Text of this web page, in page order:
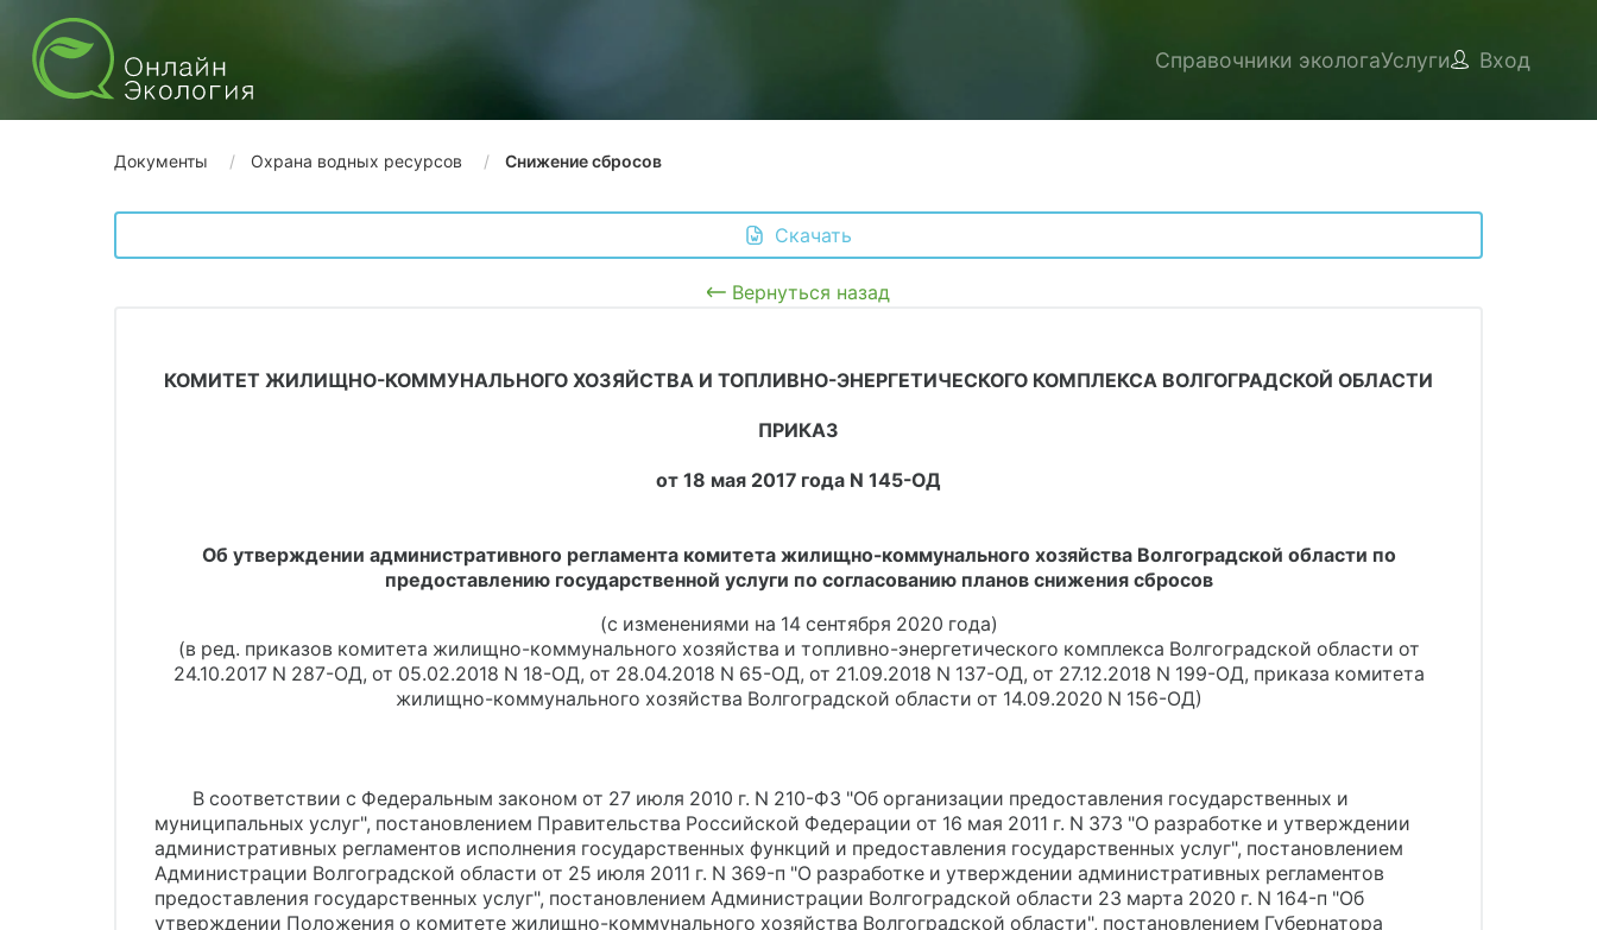
Справочники экологаУслуги Вход
Документы Охрана водных ресурсов Снижение сбросов
Скачать
Вернуться назад
КОМИТЕТ ЖИЛИЩНО-КОММУНАЛЬНОГО ХОЗЯЙСТВА И ТОПЛИВНО-ЭНЕРГЕТИЧЕСКОГО КОМПЛЕКСА ВОЛГОГРАДСКОЙ ОБЛАСТИ
ПРИКАЗ
от 18 мая 2017 года N 145-ОД
Об утверждении административного регламента комитета жилищно-коммунального хозяйства Волгоградской области по
предоставлению государственной услуги по согласованию планов снижения сбросов
(с изменениями на 14 сентября 2020 года)
(в ред. приказов комитета жилищно-коммунального хозяйства и топливно-энергетического комплекса Волгоградской области от
24.10.2017 N 287-ОД, от 05.02.2018 N 18-ОД, от 28.04.2018 N 65-ОД, от 21.09.2018 N 137-ОД, от 27.12.2018 N 199-ОД, приказа комитета
жилищно-коммунального хозяйства Волгоградской области от 14.09.2020 N 156-ОД)
В соответствии с Федеральным законом от 27 июля 2010 г. N 210-ФЗ "Об организации предоставления государственных и
муниципальных услуг", постановлением Правительства Российской Федерации от 16 мая 2011 г. N 373 "О разработке и утверждении
административных регламентов исполнения государственных функций и предоставления государственных услуг", постановлением
Администрации Волгоградской области от 25 июля 2011 г. N 369-п "О разработке и утверждении административных регламентов
предоставления государственных услуг", постановлением Администрации Волгоградской области 23 марта 2020 г. N 164-п "Об
утверждении Положения о комитете жилищно-коммунального хозяйства Волгоградской области", постановлением Губернатора